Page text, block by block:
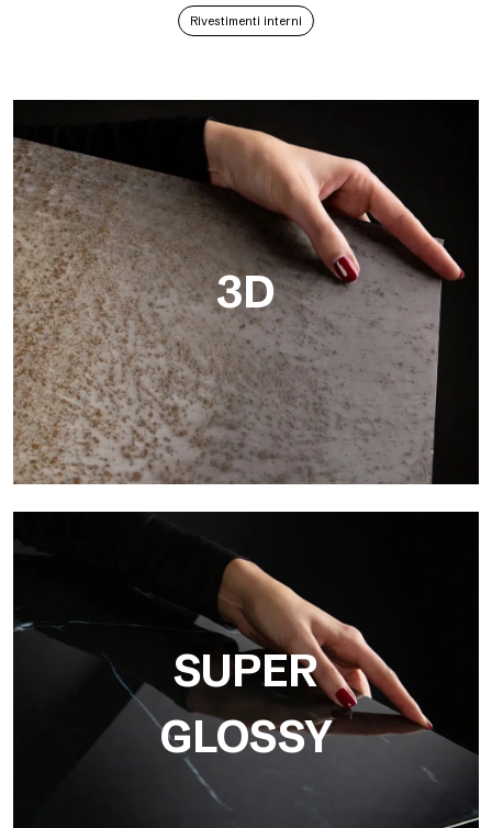
Rivestimenti interni
3D
Ultralight 3D è una lastra decorativa con superficie
tridimensionale che, grazie a un innovativo processo di stampa
in alta risoluzione
SUPER
GLOSSY